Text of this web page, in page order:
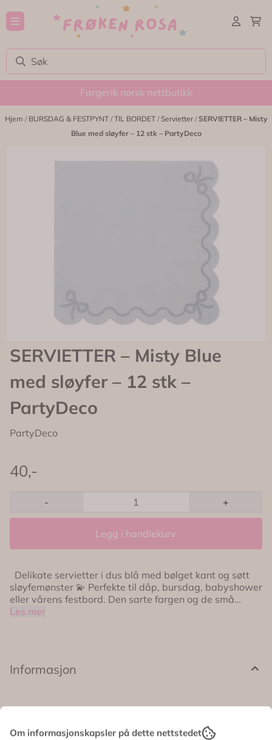
Hopp til innhold
Fargerik norsk nettbutikk
Hjem / BURSDAG & FESTPYNT /TIL BORDET /Servietter/SERVIETTER – Misty
Blue med sløyfer – 12 stk – PartyDeco
SERVIETTER – Misty Blue
med sløyfer – 12 stk –
PartyDeco
PartyDeco
40,-
- +
Legg i handlekurv
sløyfemønster 💫 Perfekte til dåp, bursdag, babyshower
eller vårens festbord. Den sarte fargen og de små
detaljene gir borddekkingen et rolig og elegant uttrykk
Les mer
Informasjon
sløyfemønster 💫 Perfekte til dåp, bursdag, babyshower
Om informasjonskapsler på dette nettstedet